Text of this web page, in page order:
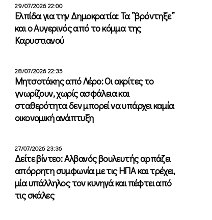
29/07/2026 22:00
Ελπίδα για την Δημοκρατία: Τα ”βρόντηξε”
και ο Αυγερινός από το κόμμα της
Καρυστιανού
28/07/2026 22:35
Μητσοτάκης από Λέρο: Οι ακρίτες το
γνωρίζουν, χωρίς ασφάλεια και
σταθερότητα δεν μπορεί να υπάρχει καμία
οικονομική ανάπτυξη
27/07/2026 23:36
Δείτε βίντεο: Αλβανός βουλευτής αρπάζει
απόρρητη συμφωνία με τις ΗΠΑ και τρέχει,
μία υπάλληλος τον κυνηγά και πέφτει από
τις σκάλες